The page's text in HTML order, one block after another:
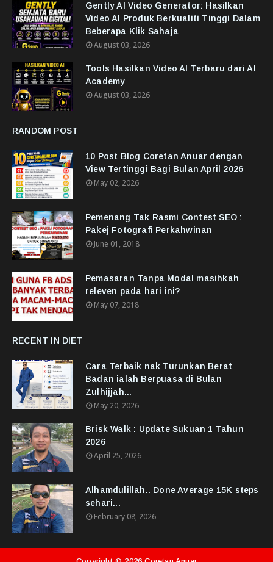
Gently AI Video Generator: Hasilkan
Video AI Produk Berkualiti Tinggi Dalam
Beberapa Klik Sahaja
August 03, 2026
Tools Hasilkan Video AI Terbaru dari AI
Academy
August 03, 2026
RANDOM POST
10 Post Blog Coretan Anuar dengan
View Tertinggi Bagi Bulan April 2026
May 02, 2026
Pemenang Tak Rasmi Contest SEO :
Pakej Fotografi Perkahwinan
June 01, 2018
Pemasaran Tanpa Modal masihkah
releven pada hari ini?
May 07, 2018
RECENT IN DIET
Cara Terbaik nak Turunkan Berat
Badan ialah Berpuasa di Bulan
Zulhijjah...
May 20, 2026
Brisk Walk : Update Sukuan 1 Tahun
2026
April 25, 2026
Alhamdulillah.. Done Average 15K steps
sehari...
February 08, 2026